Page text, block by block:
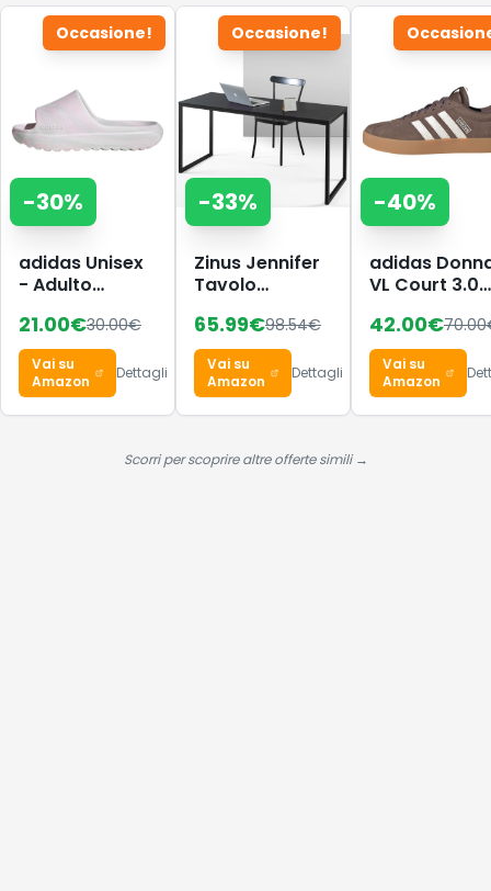
Occasione!
-30%
adidas Unisex
- Adulto
Slides Sandal,
Distilled
Pink/crystal
white/dash
grey, 40.5 EU
21.00€30.00€
Vai su
Amazon
Dettagli
Occasione!
-33%
Zinus Jennifer
Tavolo
61 x 74 cm -
Scrivania
Ufficio
Multiuso in
Metallo e
da Montare -
65.99€98.54€
Vai su
Amazon
Dettagli
-40%
adidas
VL Court 3.0
Strata/Chalk
White/Gum 3,
44 EU
42.00€70.00
Vai su
Amazon
Scorri per scoprire altre offerte simili →